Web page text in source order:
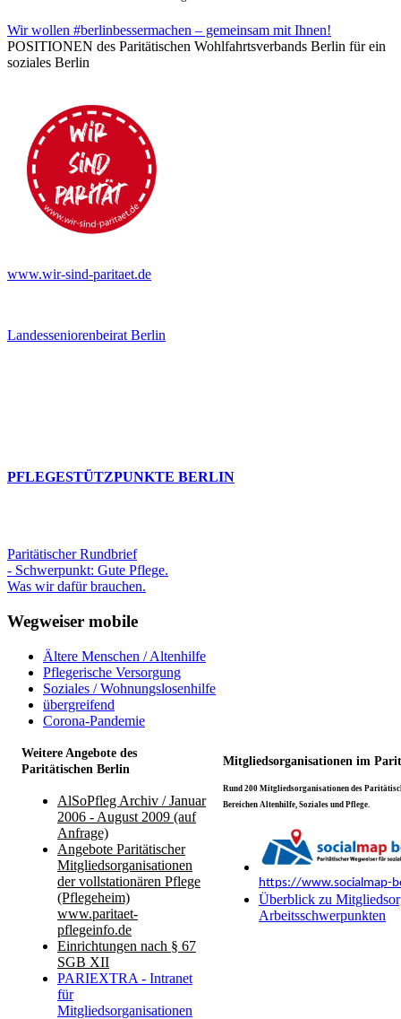
Wir wollen #berlinbessermachen – gemeinsam mit Ihnen!
POSITIONEN des Paritätischen Wohlfahrtsverbands Berlin für ein
soziales Berlin
www.wir-sind-paritaet.de
Landesseniorenbeirat Berlin
PFLEGESTÜTZPUNKTE BERLIN
Paritätischer Rundbrief
- Schwerpunkt: Gute Pflege.
Was wir dafür brauchen.
Wegweiser mobile
Ältere Menschen / Altenhilfe
Pflegerische Versorgung
Soziales / Wohnungslosenhilfe
übergreifend
Corona-Pandemie
Weitere Angebote des
Paritätischen Berlin
Mitgliedsorganisationen im
AlSoPfleg Archiv / Januar
2006 - August 2009 (auf
Anfrage)
Angebote Paritätischer
Mitgliedsorganisationen
der vollstationären Pflege
(Pflegeheim)
www.paritaet-
pflegeinfo.de
Einrichtungen nach § 67
SGB XII
PARIEXTRA - Intranet
für
Mitgliedsorganisationen
Rund 200 Mitgliedsorganisationen des
Bereichen Altenhilfe, Soziales und Pflege.
https://www.socialmap-
Überblick zu
Arbeitsschwerpunkten